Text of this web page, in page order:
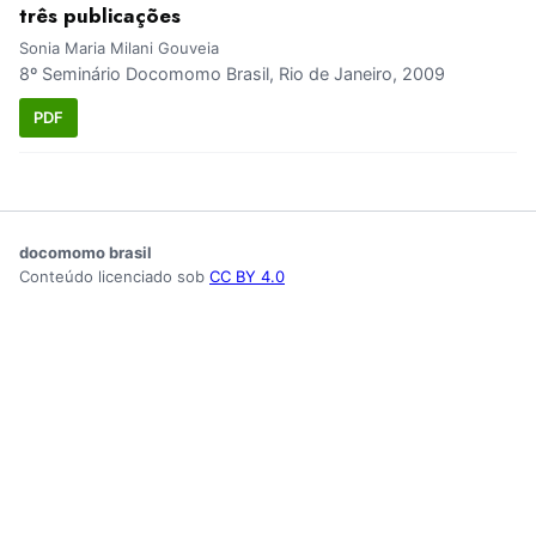
três publicações
Sonia Maria Milani Gouveia
8º Seminário Docomomo Brasil, Rio de Janeiro, 2009
PDF
docomomo brasil
Conteúdo licenciado sob CC BY 4.0